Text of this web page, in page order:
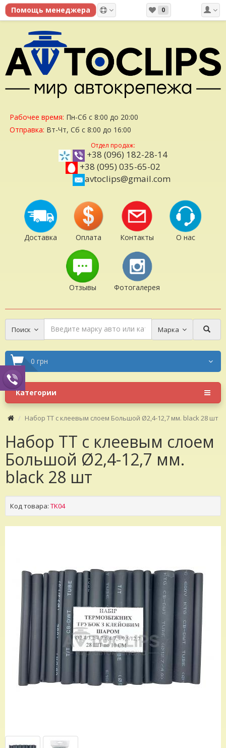
0
Рабочее время: Пн-Сб с 8:00 до 20:00
Отправка: Вт-Чт, Сб с 8:00 до 16:00
Отдел продаж:
+38 (096) 182-28-14
+38 (095) 035-65-02
avtoclips@gmail.com
Доставка Оплата Контакты О нас
Отзывы Фотогалерея
Поиск Марка
0 грн
Категории
Набор ТТ с клеевым слоем Большой Ø2,4-12,7 мм. black 28 шт
Набор ТТ с клеевым слоем
Большой Ø2,4-12,7 мм.
black 28 шт
Код товара: TK04